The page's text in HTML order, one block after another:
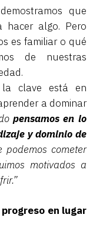
que
hacer algo. Pero
es familiar o qué
de nuestras
clave está en
a dominar
pensamos en lo
y dominio de
cometer
motivados a
en lugar